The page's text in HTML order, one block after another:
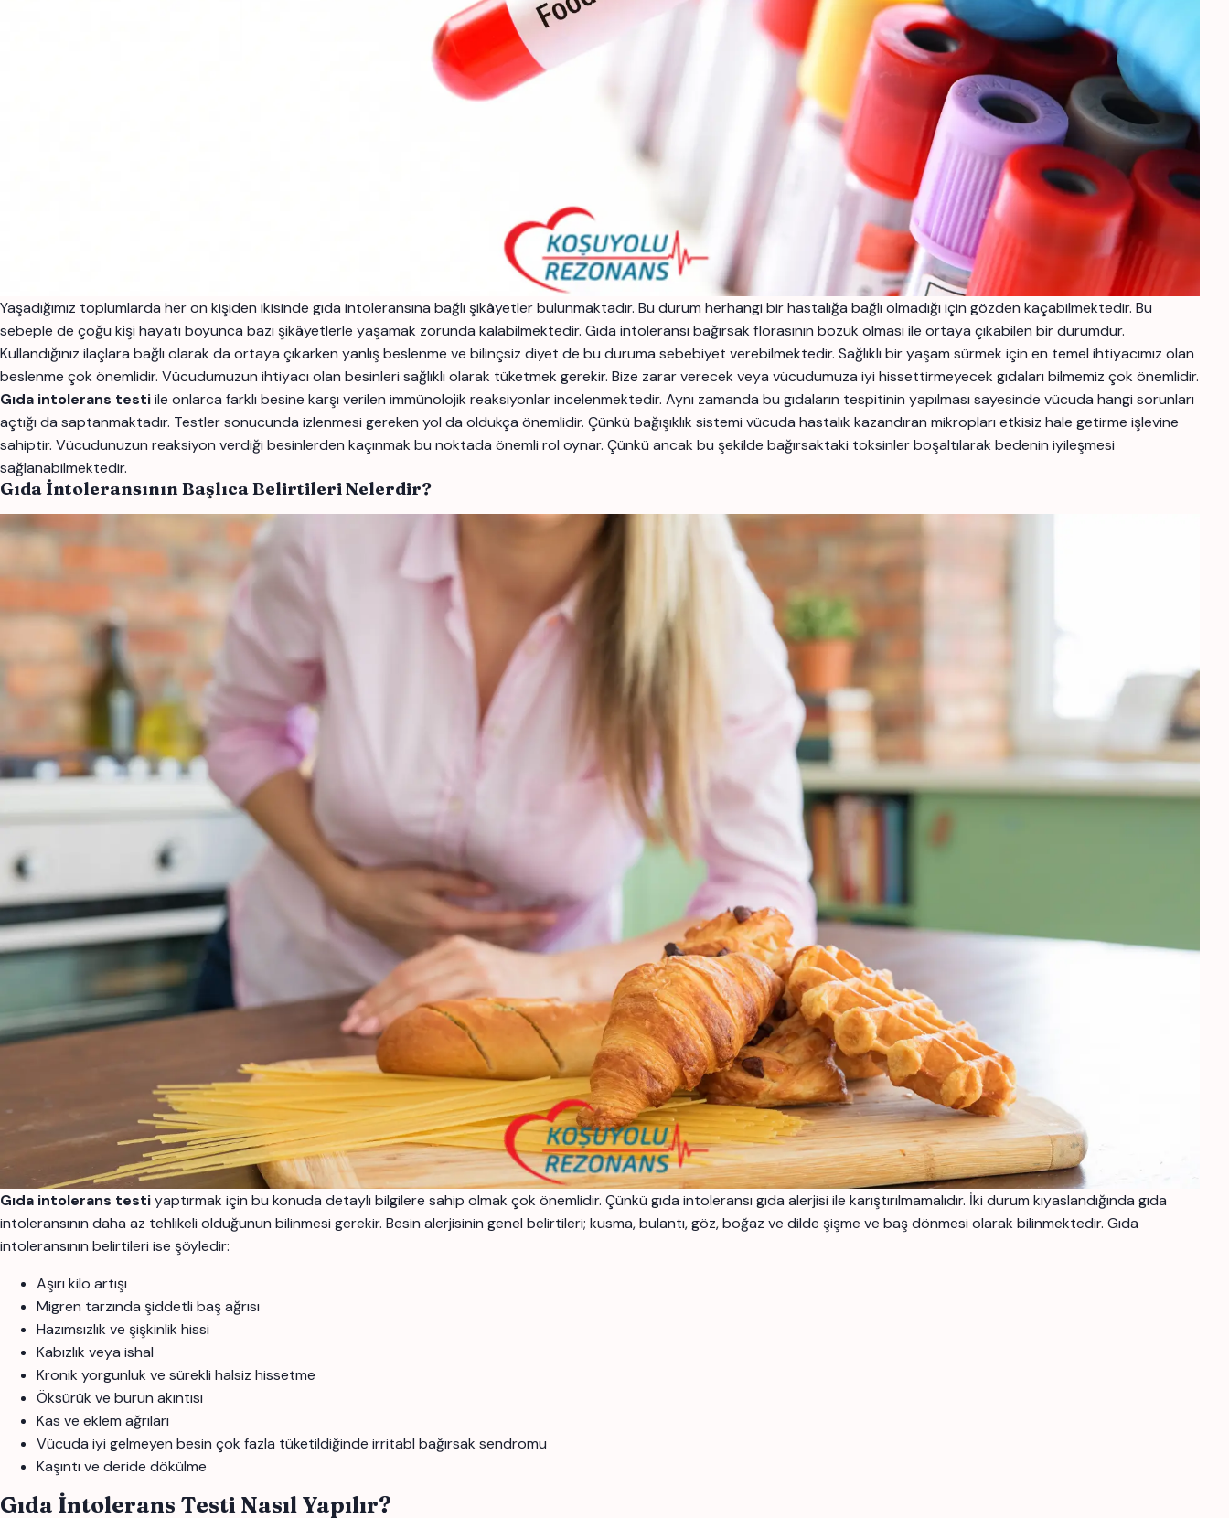
Yaşadığımız toplumlarda her on kişiden ikisinde gıda intoleransına bağlı şikâyetler bulunmaktadır. Bu durum herhangi bir hastalığa bağlı olmadığı için gözden kaçabilmektedir. Bu
sebeple de çoğu kişi hayatı boyunca bazı şikâyetlerle yaşamak zorunda kalabilmektedir. Gıda intoleransı bağırsak florasının bozuk olması ile ortaya çıkabilen bir durumdur.
Kullandığınız ilaçlara bağlı olarak da ortaya çıkarken yanlış beslenme ve bilinçsiz diyet de bu duruma sebebiyet verebilmektedir. Sağlıklı bir yaşam sürmek için en temel ihtiyacımız olan
beslenme çok önemlidir. Vücudumuzun ihtiyacı olan besinleri sağlıklı olarak tüketmek gerekir. Bize zarar verecek veya vücudumuza iyi hissettirmeyecek gıdaları bilmemiz çok önemlidir.
Gıda intolerans testiile onlarca farklı besine karşı verilen immünolojik reaksiyonlar incelenmektedir. Aynı zamanda bu gıdaların tespitinin yapılması sayesinde vücuda hangi sorunları
açtığı da saptanmaktadır. Testler sonucunda izlenmesi gereken yol da oldukça önemlidir. Çünkü bağışıklık sistemi vücuda hastalık kazandıran mikropları etkisiz hale getirme işlevine
sahiptir. Vücudunuzun reaksiyon verdiği besinlerden kaçınmak bu noktada önemli rol oynar. Çünkü ancak bu şekilde bağırsaktaki toksinler boşaltılarak bedenin iyileşmesi
sağlanabilmektedir.
Gıda İntoleransının Başlıca Belirtileri Nelerdir?
Gıda intolerans testiyaptırmak için bu konuda detaylı bilgilere sahip olmak çok önemlidir. Çünkü gıda intoleransı gıda alerjisi ile karıştırılmamalıdır. İki durum kıyaslandığında gıda
intoleransının daha az tehlikeli olduğunun bilinmesi gerekir. Besin alerjisinin genel belirtileri; kusma, bulantı, göz, boğaz ve dilde şişme ve baş dönmesi olarak bilinmektedir. Gıda
intoleransının belirtileri ise şöyledir:
Aşırı kilo artışı
Migren tarzında şiddetli baş ağrısı
Hazımsızlık ve şişkinlik hissi
Kabızlık veya ishal
Kronik yorgunluk ve sürekli halsiz hissetme
Öksürük ve burun akıntısı
Kas ve eklem ağrıları
Vücuda iyi gelmeyen besin çok fazla tüketildiğinde irritabl bağırsak sendromu
Kaşıntı ve deride dökülme
Gıda İntolerans Testi Nasıl Yapılır?